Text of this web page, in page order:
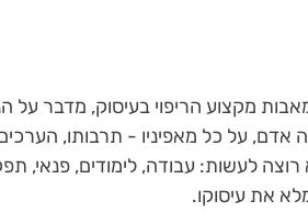
מקצוע הריפוי בעיסוק, מדבר
אדם, על כל מאפיניו - תרבותו,
רוצה לעשות: עבודה, לימודים, פנאי,
את עיסוקו.